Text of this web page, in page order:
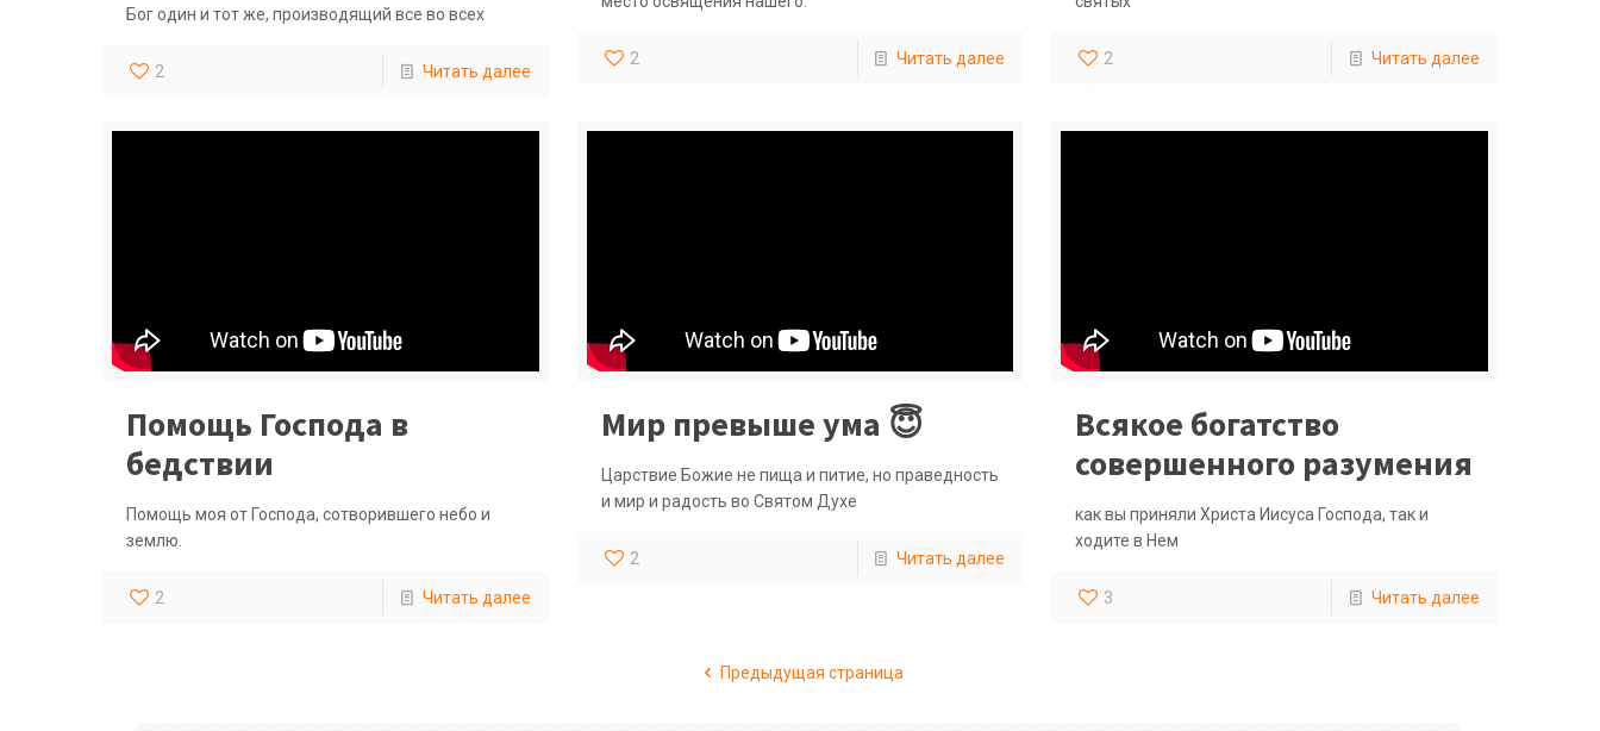
Бог один и тот же, производящий все во всех
2 Читать далее
2 Читать далее 2 Читать далее
Помощь Господа в
бедствии
Помощь моя от Господа, сотворившего небо и
землю.
2 Читать далее
Мир превыше ума 😇
Царствие Божие не пища и питие, но праведность
и мир и радость во Святом Духе
2 Читать далее
Всякое богатство
совершенного разумения
как вы приняли Христа Иисуса Господа, так и
ходите в Нем
3 Читать далее
Предыдущая страница